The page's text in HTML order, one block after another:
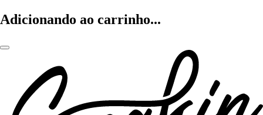
Adicionando ao carrinho...